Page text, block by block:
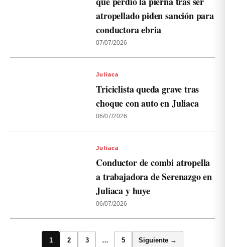
atropellado piden sanción para
conductora ebria
07/07/2026
Juliaca
Triciclista queda grave tras
choque con auto en Juliaca
06/07/2026
Juliaca
Conductor de combi atropella
a trabajadora de Serenazgo en
Juliaca y huye
06/07/2026
1 2 3 … 5 Siguiente →